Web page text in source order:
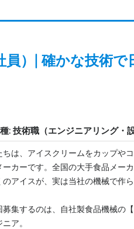
）| 確かな技術
: 技術職（エンジニアリング・
ちは、アイスクリームをカップや
ーカーです。全国の大手食品メー
のアイスが、実は当社の機械で作ら
募集するのは、自社製食品機械の
ア。